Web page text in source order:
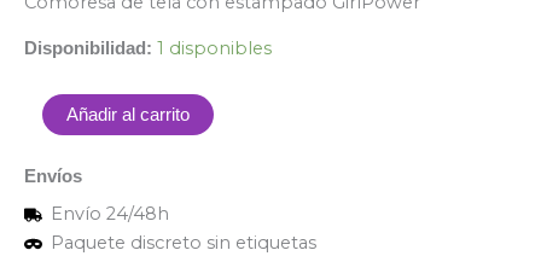
Disponibilidad: 1 disponibles
Añadir al carrito
Envíos
Envío 24/48h
Paquete discreto sin etiquetas